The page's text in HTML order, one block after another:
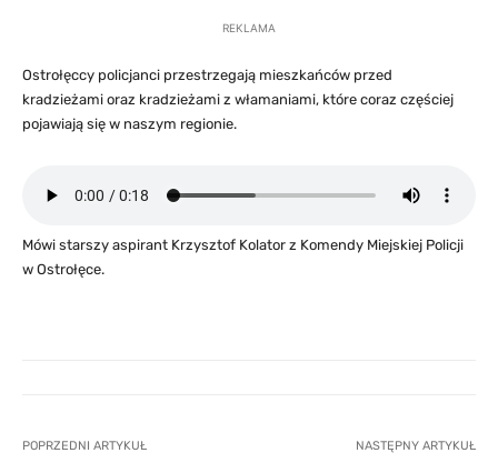
REKLAMA
Ostrołęccy policjanci przestrzegają mieszkańców przed
kradzieżami oraz kradzieżami z włamaniami, które coraz częściej
pojawiają się w naszym regionie.
Mówi starszy aspirant Krzysztof Kolator z Komendy Miejskiej Policji
w Ostrołęce.
POPRZEDNI ARTYKUŁ NASTĘPNY ARTYKUŁ